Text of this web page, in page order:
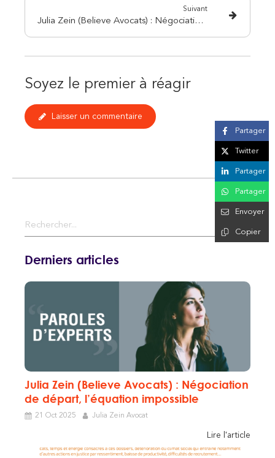
Suivant
Julia Zein (Believe Avocats) : Négociation de départ, l’équation impossible
Partager
Twitter
Partager
Partager
Envoyer
Copier
Soyez le premier à réagir
Laisser un commentaire
Rechercher
Derniers articles
Julia Zein (Believe Avocats) : Négociation
de départ, l’équation impossible
21 Oct 2025 Julia Zein Avocat
Lire l'article